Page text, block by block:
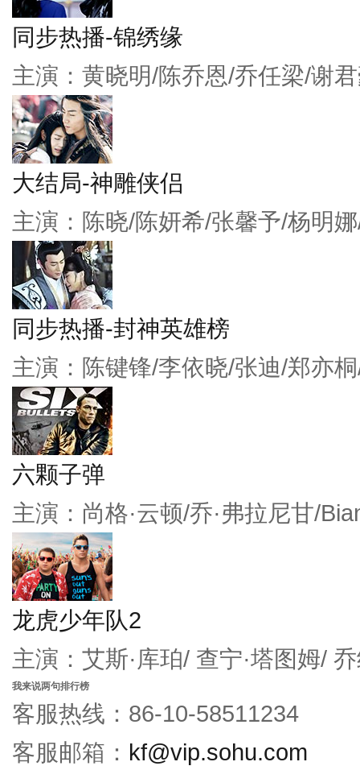
同步热播-锦绣缘
主演：黄晓明/陈乔恩/乔任梁/谢
大结局-神雕侠侣
主演：陈晓/陈妍希/张馨予/杨明
同步热播-封神英雄榜
主演：陈键锋/李依晓/张迪/郑亦
六颗子弹
主演：尚格·云顿/乔·弗拉尼甘/
龙虎少年队2
主演：艾斯·库珀/ 查宁·塔图姆/
我来说两句排行榜
客服热线：86-10-58511234
客服邮箱： kf@vip.sohu.com